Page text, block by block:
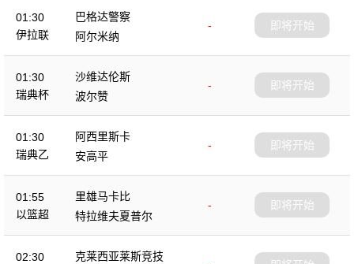
01:30
伊拉联
巴格达警察
-
阿尔米纳
即将开始
01:30
瑞典杯
沙维达伦斯
-
波尔赞
即将开始
01:30
瑞典乙
阿西里斯卡
-
安高平
即将开始
01:55
以篮超
里雄马卡比
-
特拉维夫夏普尔
即将开始
02:30
克莱西亚莱斯竞技